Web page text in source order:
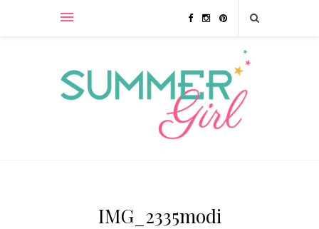
IMG_2335modi